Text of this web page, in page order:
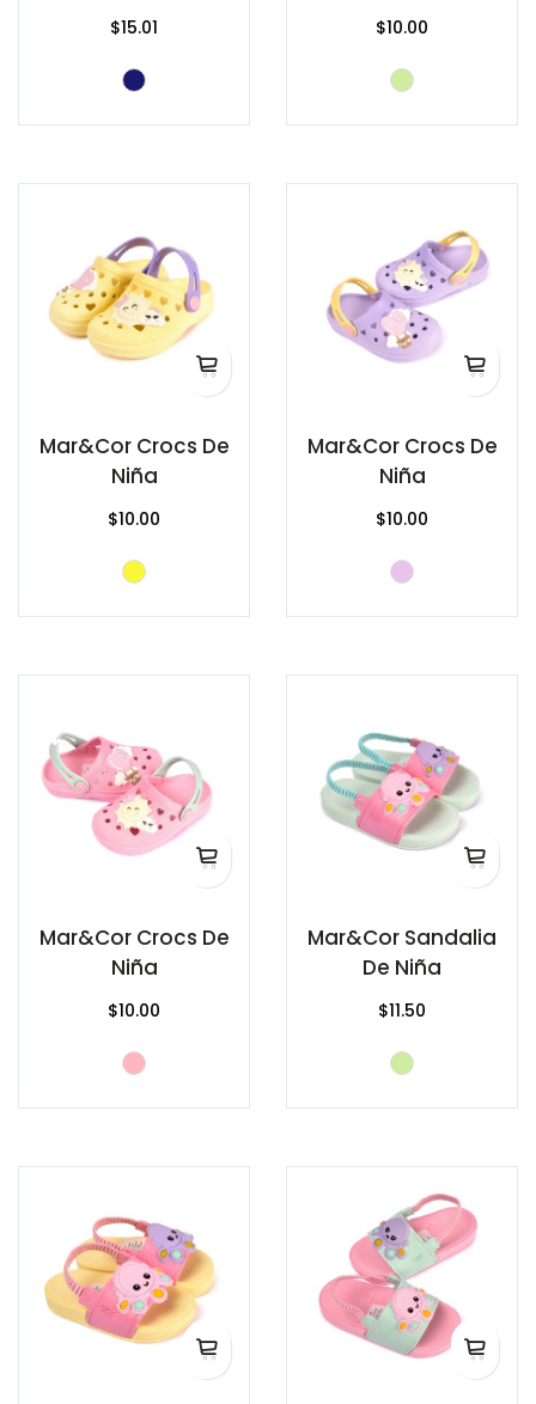
$15.01 $10.00
Mar&Cor Crocs De
Niña
$10.00
Mar&Cor Crocs De
Niña
$10.00
Mar&Cor Crocs De
Niña
$10.00
Mar&Cor Sandalia
De Niña
$11.50